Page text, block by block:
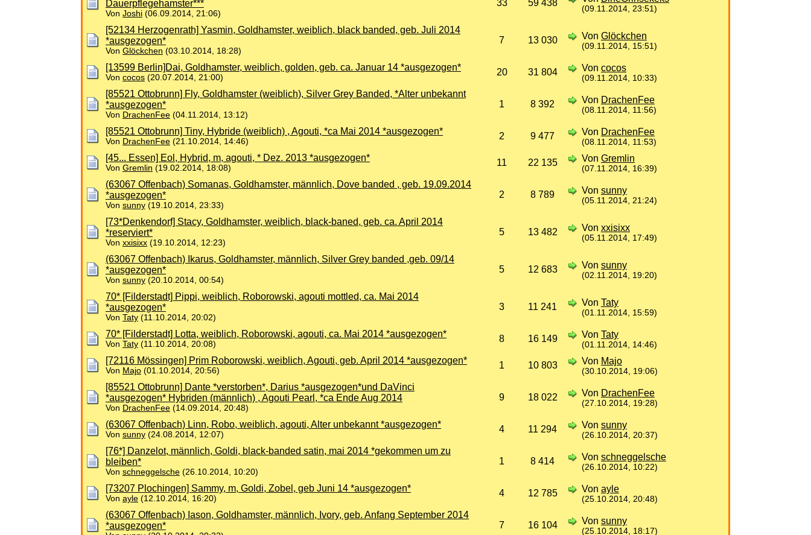
Dauerpflegehamster***
Von Joshi(06.09.2014, 21:06)
33 59 438
(09.11.2014, 23:51)
[52134 Herzogenrath] Yasmin, Goldhamster, weiblich, black banded, geb. Juli 2014
*ausgezogen*
Von Glöckchen (03.10.2014, 18:28)
7 13 030 Von Glöckchen
(09.11.2014, 15:51)
[13599 Berlin]Dai, Goldhamster, weiblich, golden, geb. ca. Januar 14 *ausgezogen*
Von cocos(20.07.2014, 21:00)
20 31 804 Von cocos
(09.11.2014, 10:33)
[85521 Ottobrunn] Fly, Goldhamster (weiblich), Silver Grey Banded, *Alter unbekannt
*ausgezogen*
Von DrachenFee(04.11.2014, 13:12)
1 8 392 Von DrachenFee
(08.11.2014, 11:56)
[85521 Ottobrunn] Tiny, Hybride (weiblich) , Agouti, *ca Mai 2014 *ausgezogen*
Von DrachenFee(21.10.2014, 14:46)
2 9 477 Von DrachenFee
(08.11.2014, 11:53)
[45... Essen] Eol, Hybrid, m, agouti, * Dez. 2013 *ausgezogen*
Von Gremlin (19.02.2014, 18:08)
11 22 135 Von Gremlin
(07.11.2014, 16:39)
(63067 Offenbach) Somanas, Goldhamster, männlich, Dove banded , geb. 19.09.2014
*ausgezogen*
Von sunny(19.10.2014, 23:33)
2 8 789 Von sunny
(05.11.2014, 21:24)
[73*Denkendorf] Stacy, Goldhamster, weiblich, black-baned, geb. ca. April 2014
*reserviert*
Von xxisixx(19.10.2014, 12:23)
5 13 482 Von xxisixx
(05.11.2014, 17:49)
(63067 Offenbach) Ikarus, Goldhamster, männlich, Silver Grey banded ,geb. 09/14
*ausgezogen*
Von sunny(20.10.2014, 00:54)
5 12 683 Von sunny
(02.11.2014, 19:20)
70* [Filderstadt] Pippi, weiblich, Roborowski, agouti mottled, ca. Mai 2014
*ausgezogen*
Von Taty(11.10.2014, 20:02)
3 11 241 Von Taty
(01.11.2014, 15:59)
70* [Filderstadt] Lotta, weiblich, Roborowski, agouti, ca. Mai 2014 *ausgezogen*
Von Taty(11.10.2014, 20:08)
8 16 149 Von Taty
(01.11.2014, 14:46)
[72116 Mössingen] Prim Roborowski, weiblich, Agouti, geb. April 2014 *ausgezogen*
Von Majo(01.10.2014, 20:56)
1 10 803 Von Majo
(30.10.2014, 19:06)
[85521 Ottobrunn] Dante *verstorben*, Darius *ausgezogen*und DaVinci
*ausgezogen* Hybriden (männlich) , Agouti Pearl, *ca Ende Aug 2014
Von DrachenFee(14.09.2014, 20:48)
9 18 022 Von DrachenFee
(27.10.2014, 19:28)
(63067 Offenbach) Linn, Robo, weiblich, agouti, Alter unbekannt *ausgezogen*
Von sunny(24.08.2014, 12:07)
4 11 294 Von sunny
(26.10.2014, 20:37)
[76*] Danzelot, männlich, Goldi, black-banded satin, mai 2014 *gekommen um zu
bleiben*
Von schneggelsche(26.10.2014, 10:20)
1 8 414 Von schneggelsche
(26.10.2014, 10:22)
[73207 Plochingen] Sammy, m, Goldi, Zobel, geb Juni 14 *ausgezogen*
Von ayle(12.10.2014, 16:20)
4 12 785 Von ayle
(25.10.2014, 20:48)
(63067 Offenbach) Iason, Goldhamster, männlich, Ivory, geb. Anfang September 2014
*ausgezogen*
7 16 104 Von sunny
(25.10.2014, 18:17)